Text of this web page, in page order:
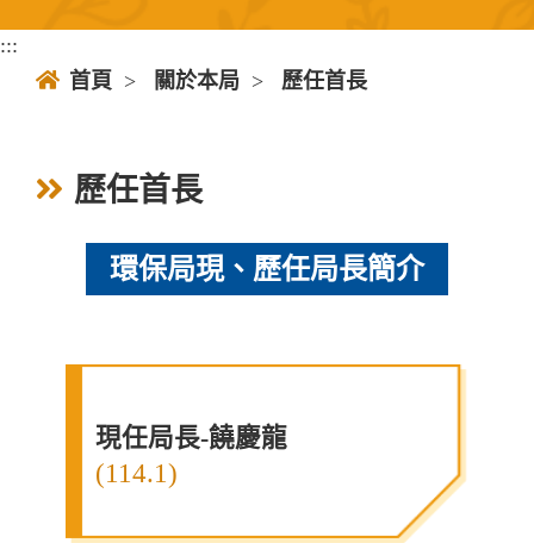
:::
首頁 > 關於本局 > 歷任首長
歷任首長
環保局現、歷任局長簡介
現任局長-饒慶龍
(114.1)